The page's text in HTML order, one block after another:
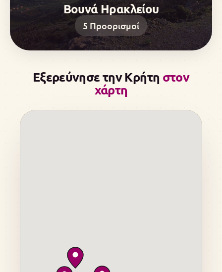
Βουνά Ηρακλείου
5 Προορισμοί
Εξερεύνησε την Κρήτη στον
χάρτη